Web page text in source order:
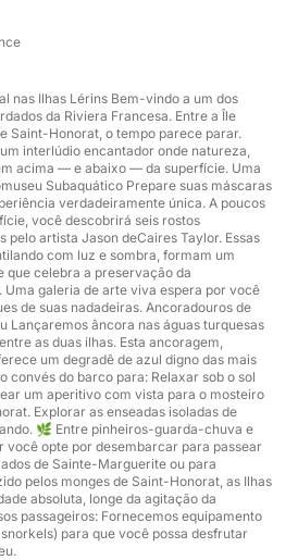
do litoral da Riviera
o privilégio de explorar as
Ilhas Lérins e mergulhar no
museu subaquático para uma
O cruzeiro continua até o
e a lendária Baía dos
das paisagens só é
das águas. Para garantir o seu
são oferecidas a
de snorkel de qualidade
suas paradas para nadar.
prestado por um capitão
francês e inglês, garantindo
e assistência
que os serviços do capitão
combustível não estão
e devem ser pagos
Esta opção garante uma
e perfeitamente organizada
no Mediterrâneo.
nas Ilhas Lérins Bem-vindo a um dos
da Riviera Francesa. Entre a Île
Saint-Honorat, o tempo parece parar.
interlúdio encantador onde natureza,
acima — e abaixo — da superfície. Uma
Subaquático Prepare suas máscaras
verdadeiramente única. A poucos
você descobrirá seis rostos
pelo artista Jason deCaires Taylor. Essas
com luz e sombra, formam um
celebra a preservação da
Uma galeria de arte viva espera por você
de suas nadadeiras. Ancoradouros de
Lançaremos âncora nas águas turquesas
as duas ilhas. Esta ancoragem,
um degradê de azul digno das mais
convés do barco para: Relaxar sob o sol
um aperitivo com vista para o mosteiro
Explorar as enseadas isoladas de
🌿 Entre pinheiros-guarda-chuva e
você opte por desembarcar para passear
de Sainte-Marguerite ou para
pelos monges de Saint-Honorat, as Ilhas
absoluta, longe da agitação da
passageiros: Fornecemos equipamento
para que você possa desfrutar